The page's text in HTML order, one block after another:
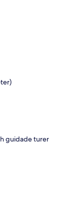
guidade turer